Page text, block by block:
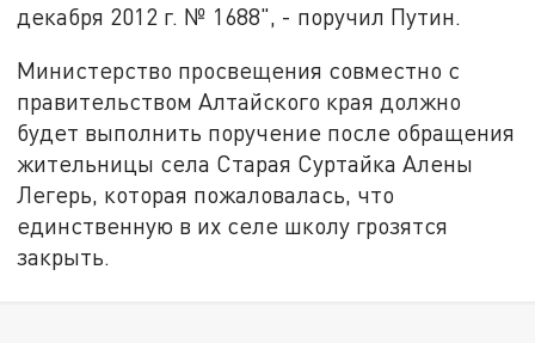
декабря 2012 г. № 1688", - поручил Путин.
Министерство просвещения совместно с
правительством Алтайского края должно
будет выполнить поручение после обращения
жительницы села Старая Суртайка Алены
Легерь, которая пожаловалась, что
единственную в их селе школу грозятся
закрыть.